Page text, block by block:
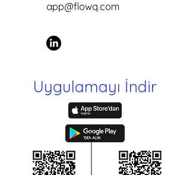
app@flowq.com
Uygulamayı İndir